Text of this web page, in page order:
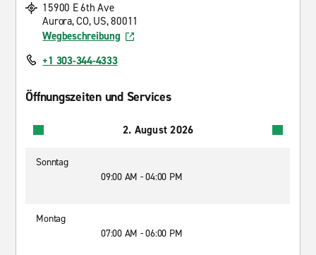
15900 E 6th Ave
Aurora, CO, US, 80011
Wegbeschreibung
+1 303-344-4333
Öffnungszeiten und Services
2. August 2026
Sonntag
09:00 AM - 04:00 PM
Montag
07:00 AM - 06:00 PM